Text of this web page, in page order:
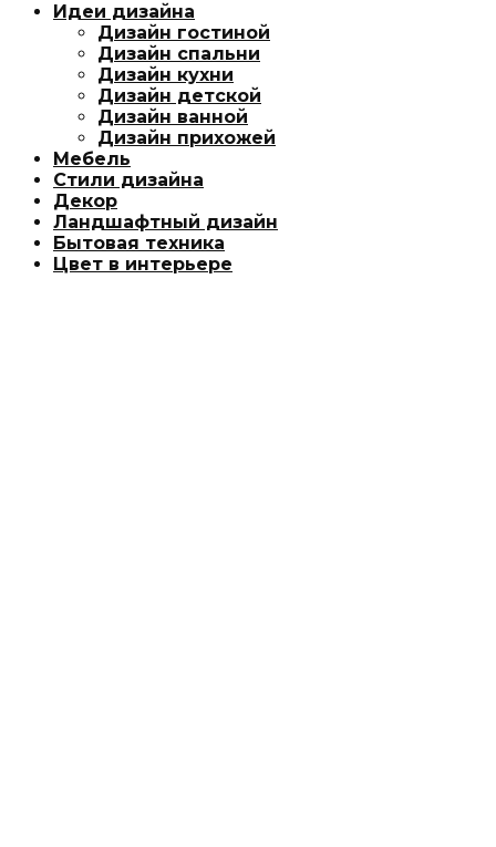
Идеи дизайна
Дизайн гостиной
Дизайн спальни
Дизайн кухни
Дизайн детской
Дизайн ванной
Дизайн прихожей
Мебель
Стили дизайна
Декор
Ландшафтный дизайн
Бытовая техника
Цвет в интерьере